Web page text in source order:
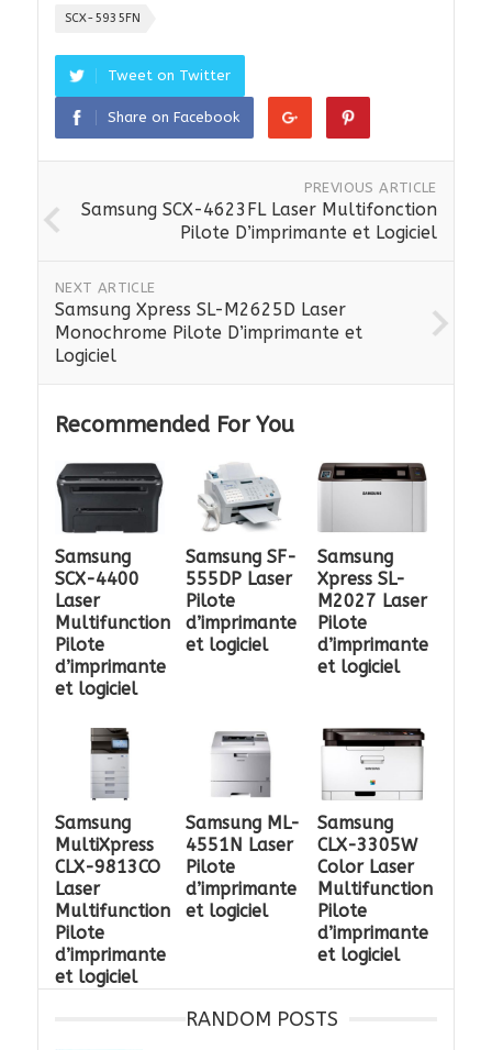
SCX-5935FN
Tweet on Twitter
Share on Facebook
PREVIOUS ARTICLE
Samsung SCX-4623FL Laser Multifonction
Pilote D’imprimante et Logiciel
NEXT ARTICLE
Samsung Xpress SL-M2625D Laser
Monochrome Pilote D’imprimante et
Logiciel
Recommended For You
Samsung
SCX-4400
Laser
Multifunction
Pilote
d’imprimante
et logiciel
Samsung SF-
555DP Laser
Pilote
d’imprimante
et logiciel
Samsung
Xpress SL-
M2027 Laser
Pilote
d’imprimante
et logiciel
Samsung
MultiXpress
CLX-9813CO
Laser
Multifunction
Pilote
d’imprimante
et logiciel
Samsung ML-
4551N Laser
Pilote
d’imprimante
et logiciel
Samsung
CLX-3305W
Color Laser
Multifunction
Pilote
d’imprimante
et logiciel
RANDOM POSTS